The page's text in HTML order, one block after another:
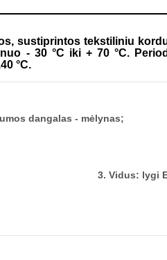
sustiprintos tekstiliniu
- 30 °C iki + 70 °C.
°C.
dangalas - mėlynas;
3. Vidus: lygi